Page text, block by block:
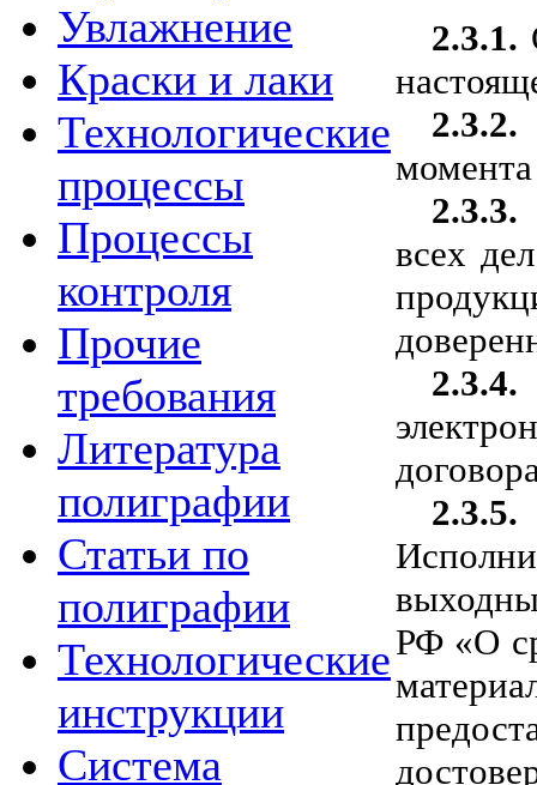
Увлажнение
Краски и лаки
Технологические
процессы
Процессы
контроля
Прочие
требования
Литература
полиграфии
Статьи по
полиграфии
Технологические
инструкции
Система
2.3.1.
2.3.2.
2.3.3.
всех
2.3.4.
2.3.5.
РФ «О